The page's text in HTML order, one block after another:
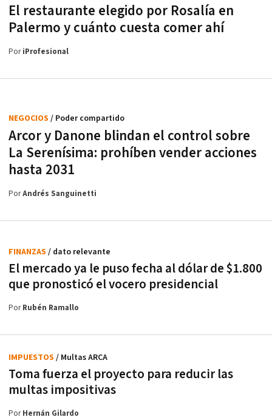
El restaurante elegido por Rosalía en
Palermo y cuánto cuesta comer ahí
PoriProfesional
Arcor y Danone blindan el control sobre
La Serenísima: prohíben vender acciones
hasta 2031
NEGOCIOS / Poder compartido
PorAndrés Sanguinetti
El mercado ya le puso fecha al dólar de $1.800
que pronosticó el vocero presidencial
FINANZAS / dato relevante
PorRubén Ramallo
Toma fuerza el proyecto para reducir las
multas impositivas
IMPUESTOS / Multas ARCA
PorHernán Gilardo